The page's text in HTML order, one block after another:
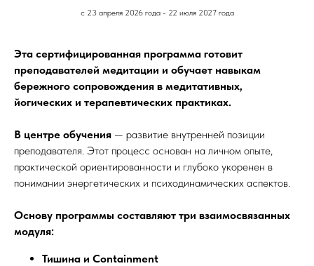
с 23 апреля 2026 года - 22 июля 2027 года
Эта сертифицированная программа готовит
преподавателей медитации и обучает навыкам
бережного сопровождения в медитативных,
йогических и терапевтических практиках.
В центре обучения — развитие внутренней позиции
преподавателя. Этот процесс основан на личном опыте,
практической ориентированности и глубоко укоренен в
понимании энергетических и психодинамических аспектов.
Основу программы составляют три взаимосвязанных
модуля:
Тишина и Containment